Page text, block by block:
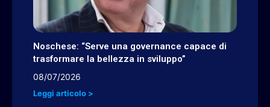
Noschese: “Serve una governance capace di
trasformare la bellezza in sviluppo”
08/07/2026
Leggi articolo >